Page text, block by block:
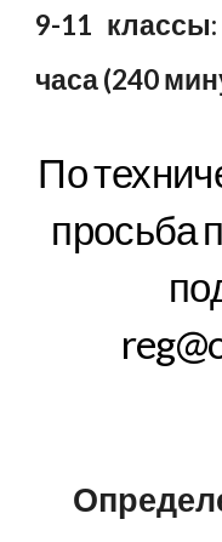
9-11
часа (240
По
просьба